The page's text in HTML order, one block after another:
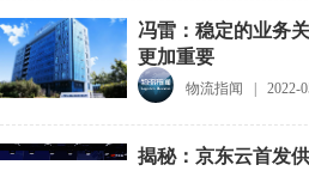
冯雷：稳定的业务
更加重要
物流指闻 2022-
揭秘：京东云首发